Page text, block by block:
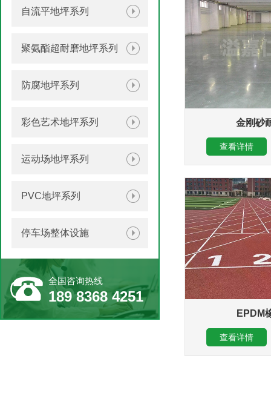
自流平地坪系列
聚氨酯超耐磨地坪系列
防腐地坪系列
彩色艺术地坪系列
运动场地坪系列
PVC地坪系列
停车场整体设施
全国咨询热线
189 8368 4251
金刚砂
查看详情
EPDM
查看详情